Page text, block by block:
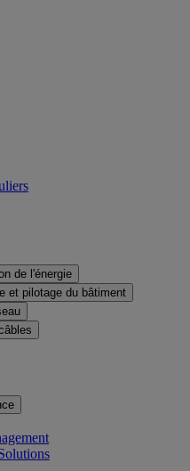
de l'énergie
et pilotage du bâtiment